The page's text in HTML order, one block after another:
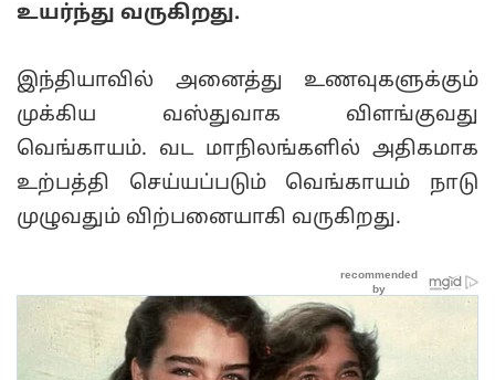
உயர்ந்து வருகிறது.
இந்தியாவில் அனைத்து உணவுகளுக்கும்
முக்கிய வஸ்துவாக விளங்குவது
வெங்காயம். வட மாநிலங்களில் அதிகமாக
உற்பத்தி செய்யப்படும் வெங்காயம் நாடு
முழுவதும் விற்பனையாகி வருகிறது.